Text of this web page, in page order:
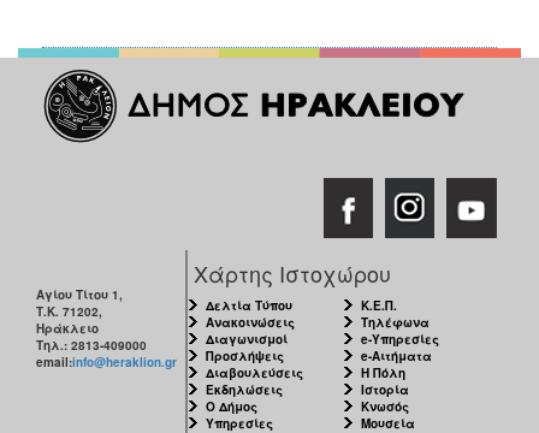
Αγίου Τίτου 1,
Τ.Κ. 71202,
Ηράκλειο
Τηλ.: 2813-409000
email:info@heraklion.gr
Χάρτης Ιστοχώρου
Δελτία Τύπου
Ανακοινώσεις
Διαγωνισμοί
Προσλήψεις
Διαβουλεύσεις
Εκδηλώσεις
Ο Δήμος
Υπηρεσίες
Κ.Ε.Π.
Τηλέφωνα
e-Υπηρεσίες
e-Αιτήματα
Η Πόλη
Ιστορία
Κνωσός
Μουσεία